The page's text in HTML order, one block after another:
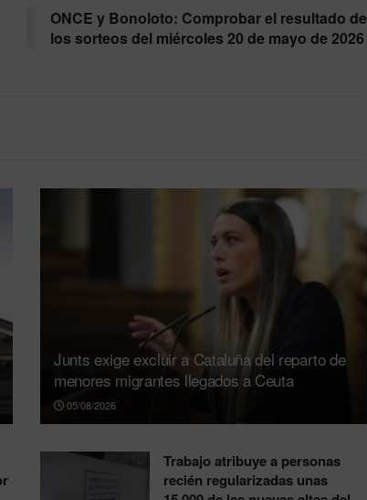
ONCE y Bonoloto: Comprobar el resultado de
los sorteos del miércoles 20 de mayo de 2026
Junts exige excluir a Cataluña del reparto de
menores migrantes llegados a Ceuta
05/08/2026
Trabajo atribuye a personas
recién regularizadas unas